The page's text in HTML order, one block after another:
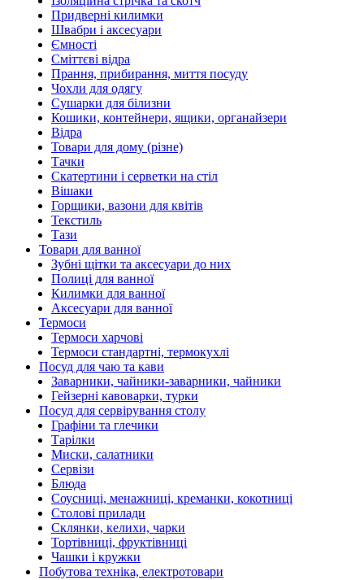
Придверні килимки
Швабри і аксесуари
Ємності
Сміттєві відра
Прання, прибирання, миття посуду
Чохли для одягу
Сушарки для білизни
Кошики, контейнери, ящики, органайзери
Відра
Товари для дому (різне)
Тачки
Скатертини і серветки на стіл
Вішаки
Горщики, вазони для квітів
Текстиль
Тази
Товари для ванної
Зубні щітки та аксесуари до них
Полиці для ванної
Килимки для ванної
Аксесуари для ванної
Термоси
Термоси харчові
Термоси стандартні, термокухлі
Посуд для чаю та кави
Заварники, чайники-заварники, чайники
Гейзерні кавоварки, турки
Посуд для сервірування столу
Графіни та глечики
Тарілки
Миски, салатники
Сервізи
Блюда
Соусниці, менажниці, креманки, кокотниці
Столові прилади
Склянки, келихи, чарки
Тортівниці, фруктівниці
Чашки і кружки
Побутова техніка, електротовари